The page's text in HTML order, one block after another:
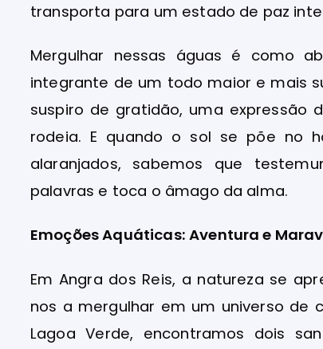
transporta para um estado de paz
Mergulhar nessas águas é como
integrante de um todo maior e mais
suspiro de gratidão, uma expressão
rodeia. E quando o sol se põe no
alaranjados, sabemos que
palavras e toca o âmago da alma.
Emoções Aquáticas: Aventura e
Em Angra dos Reis, a natureza se
nos a mergulhar em um universo de
Lagoa Verde, encontramos dois